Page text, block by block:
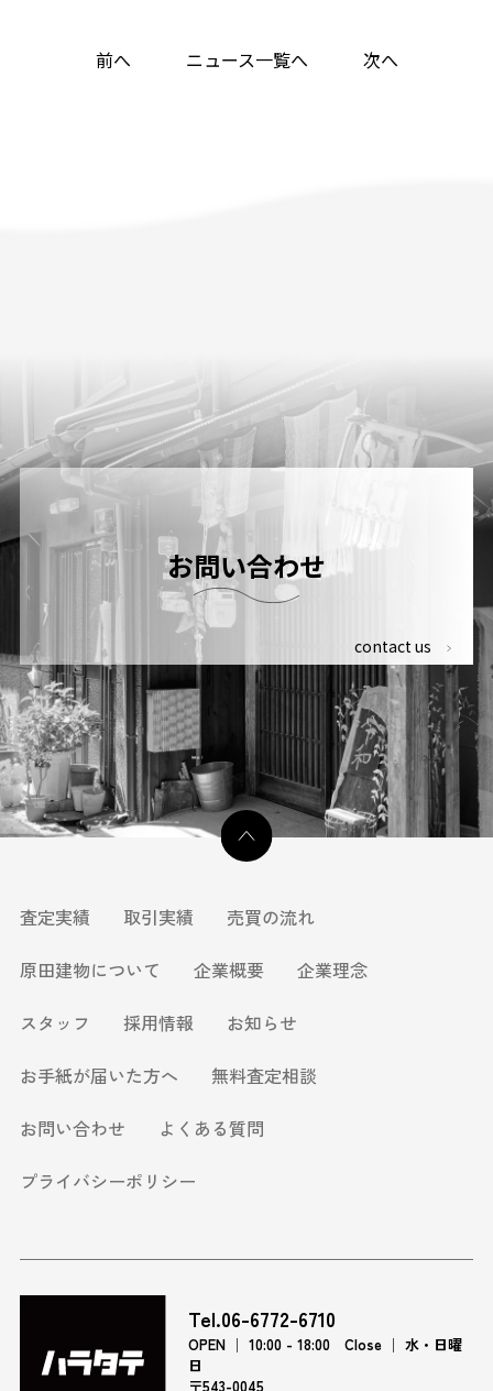
前へ ニュース一覧へ 次へ
お問い合わせ
contact us
Tel.06-6772-6710
OPEN │ 10:00 - 18:00 Close │ 水・日曜
日
〒543-0045
査定実績 取引実績
売買の流れ
原田建物について
企業概要
企業理念
スタッフ
採用情報
お知らせ
お手紙が届いた方へ
無料査定相談
お問い合わせ
よくある質問
プライバシーポリシー